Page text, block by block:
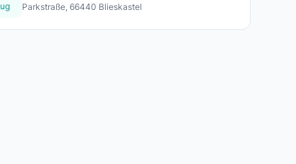
Parkstraße, 66440 Blieskastel